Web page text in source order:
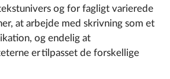
og for fagligt varierede
at arbejde med skrivning som et
og endelig at
er tilpasset de forskellige